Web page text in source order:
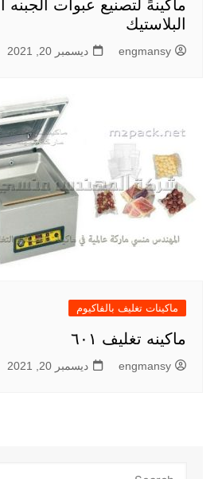
ماكينهً لتصنيع عبوات الجبنه
البلاستيك
engmansy ديسمبر 20, 2021
ماكينات تغليف بالفاكيوم
ماكينه تغليف ٦٠١
engmansy ديسمبر 20, 2021